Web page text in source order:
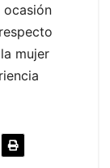
ocasión
mujer